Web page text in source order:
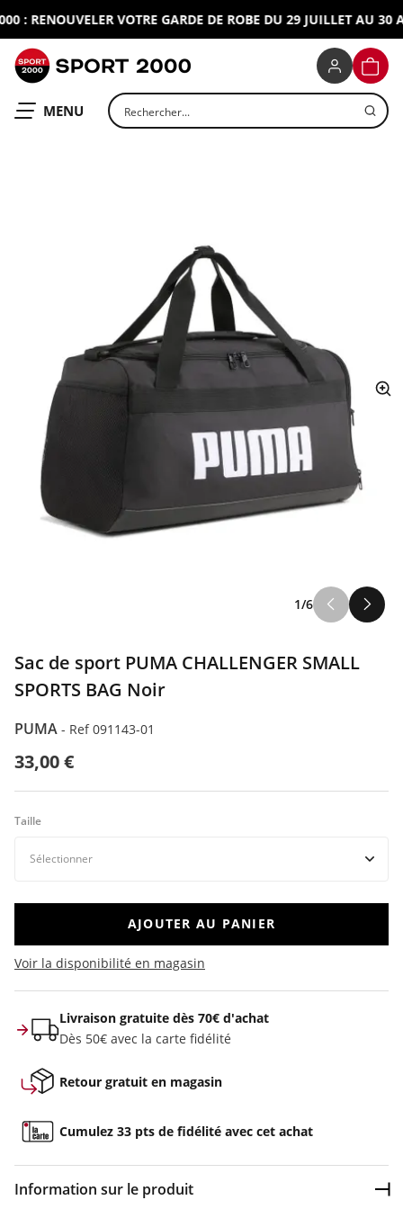
: RENOUVELER VOTRE GARDE DE ROBE DU 29 JUILLET AU 30
OUVRIR LE
MENU Rechercher un produit
1/6
Sac de sport PUMA CHALLENGER SMALL
SPORTS BAG Noir
PUMA - Ref 091143-01
33,00 €
Taille
AJOUTER AU PANIER
Voir la disponibilité en magasin
Livraison gratuite dès 70€ d'achat
Dès 50€ avec la carte fidélité
Retour gratuit en magasin
Cumulez 33 pts de fidélité avec cet achat
Information sur le produit